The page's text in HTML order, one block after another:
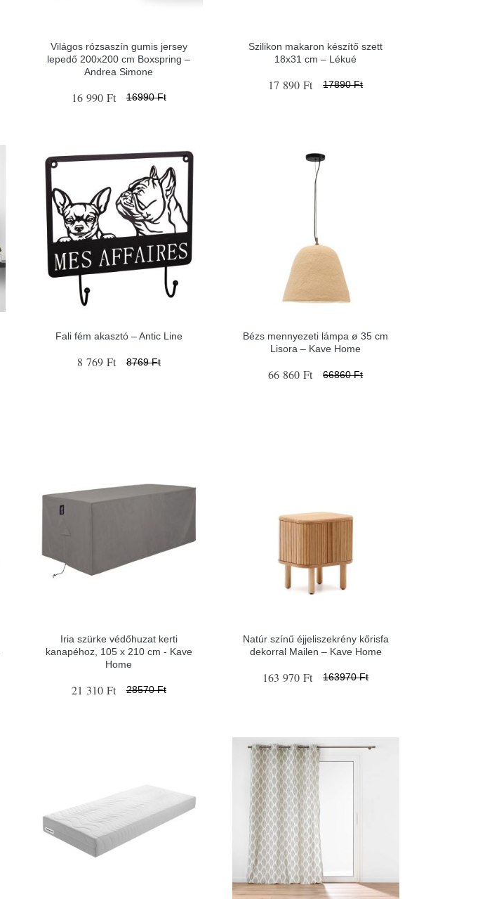
Világos rózsaszín gumis jersey
lepedő 200x200 cm Boxspring –
Andrea Simone
16 990 Ft 16990 Ft
Szilikon makaron készítő szett
18x31 cm – Lékué
17 890 Ft 17890 Ft
Fali fém akasztó – Antic Line
8 769 Ft 8769 Ft
Bézs mennyezeti lámpa ø 35 cm
Lisora – Kave Home
66 860 Ft 66860 Ft
Iria szürke védőhuzat kerti
kanapéhoz, 105 x 210 cm - Kave
Home
21 310 Ft 28570 Ft
Natúr színű éjjeliszekrény kőrisfa
dekorral Mailen – Kave Home
163 970 Ft 163970 Ft